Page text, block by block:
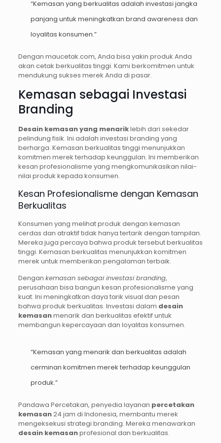
“Kemasan yang berkualitas adalah investasi jangka
panjang untuk meningkatkan brand awareness dan
loyalitas konsumen.”
Dengan maucetak.com, Anda bisa yakin produk Anda
akan cetak berkualitas tinggi. Kami berkomitmen untuk
mendukung sukses merek Anda di pasar.
Kemasan sebagai Investasi
Branding
Desain kemasan yang menariklebih dari sekedar
pelindung fisik. Ini adalah investasi branding yang
berharga. Kemasan berkualitas tinggi menunjukkan
komitmen merek terhadap keunggulan. Ini memberikan
kesan profesionalisme yang mengkomunikasikan nilai-
nilai produk kepada konsumen.
Kesan Profesionalisme dengan Kemasan
Berkualitas
Konsumen yang melihat produk dengan kemasan
cerdas dan atraktif tidak hanya tertarik dengan tampilan.
Mereka juga percaya bahwa produk tersebut berkualitas
tinggi. Kemasan berkualitas menunjukkan komitmen
merek untuk memberikan pengalaman terbaik.
Dengan kemasan sebagai investasi branding,
perusahaan bisa bangun kesan profesionalisme yang
kuat. Ini meningkatkan daya tarik visual dan pesan
bahwa produk berkualitas. Investasi dalam desain
kemasanmenarik dan berkualitas efektif untuk
membangun kepercayaan dan loyalitas konsumen.
“Kemasan yang menarik dan berkualitas adalah
cerminan komitmen merek terhadap keunggulan
produk.”
Pandawa Percetakan, penyedia layanan percetakan
kemasan24 jam di Indonesia, membantu merek
mengeksekusi strategi branding. Mereka menawarkan
desain kemasanprofesional dan berkualitas.